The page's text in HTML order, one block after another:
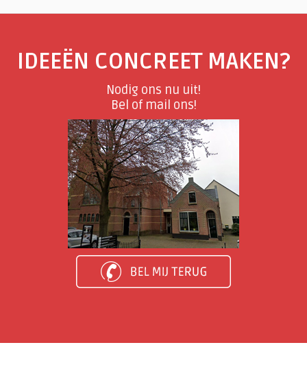
IDEEËN CONCREET MAKEN?
Nodig ons nu uit!
Bel of mail ons!